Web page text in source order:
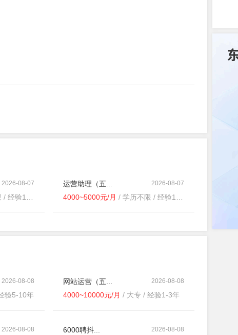
2026-08-07
验1-3年
2026-08-07
运营助理（五...
4000~5000元/月 / 学历不限 / 经验1-3年
2026-08-08
验5-10年
2026-08-08
网站运营（五...
4000~10000元/月 / 大专 / 经验1-3年
2026-08-08 2026-08-08
6000聘抖...